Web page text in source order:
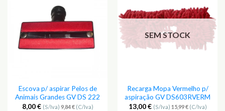
Escova p/ aspirar Pelos de
Animais Grandes GV DS 222
8,00€ (S/Iva) 9,84€(C/Iva)
SEM STOCK
Recarga Mopa Vermelho p/
aspiração GV DS603RVERM
13,00€ (S/Iva) 15,99€(C/Iva)